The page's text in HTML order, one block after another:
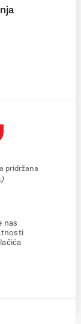
pridržana
nas